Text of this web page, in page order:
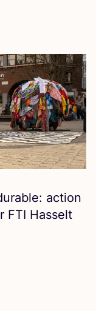
action
FTI Hasselt